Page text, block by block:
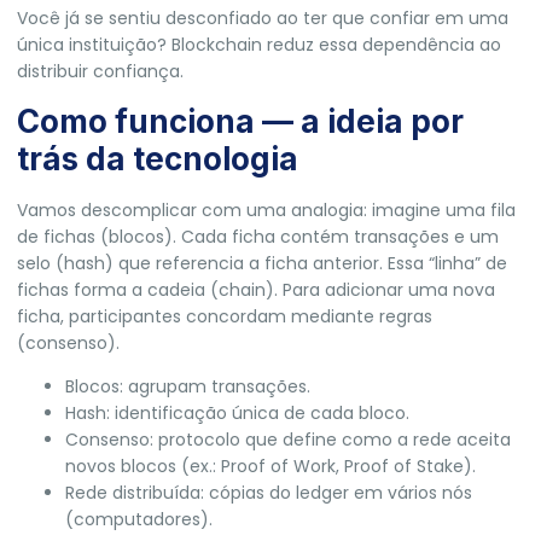
Você já se sentiu desconfiado ao ter que confiar em uma
única instituição? Blockchain reduz essa dependência ao
distribuir confiança.
Como funciona — a ideia por
trás da tecnologia
Vamos descomplicar com uma analogia: imagine uma fila
de fichas (blocos). Cada ficha contém transações e um
selo (hash) que referencia a ficha anterior. Essa “linha” de
fichas forma a cadeia (chain). Para adicionar uma nova
ficha, participantes concordam mediante regras
(consenso).
Blocos: agrupam transações.
Hash: identificação única de cada bloco.
Consenso: protocolo que define como a rede aceita
novos blocos (ex.: Proof of Work, Proof of Stake).
Rede distribuída: cópias do ledger em vários nós
(computadores).